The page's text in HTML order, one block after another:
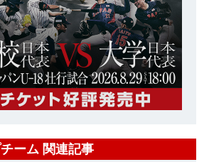
チーム 関連記事